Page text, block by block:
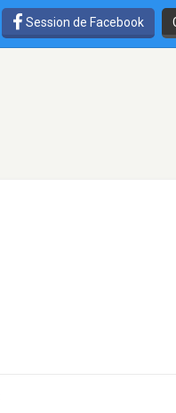
Session de Facebook